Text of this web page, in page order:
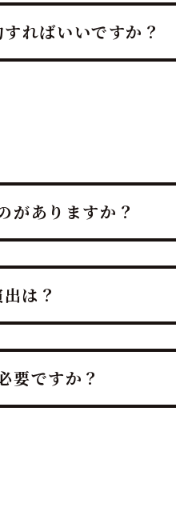
ればいいですか？
人やマグロの仕入れ、会場
がありますか？
マグロ入刀式や「愛のマグ
携し、お二人の門出を完璧
は？
ターテイメント性の高いサ
ムーズかつ感動的に実現す
要ですか？